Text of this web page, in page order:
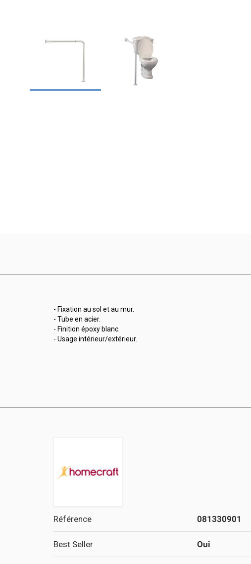
- Fixation au sol et au mur.
- Tube en acier.
- Finition époxy blanc.
- Usage intérieur/extérieur.
Référence 081330901
Best Seller Oui